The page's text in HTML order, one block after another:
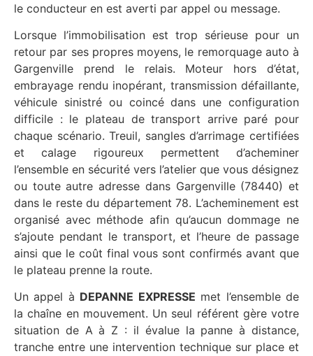
le conducteur en est averti par appel ou message.
Lorsque l’immobilisation est trop sérieuse pour un
retour par ses propres moyens, le remorquage auto à
Gargenville prend le relais. Moteur hors d’état,
embrayage rendu inopérant, transmission défaillante,
véhicule sinistré ou coincé dans une configuration
difficile : le plateau de transport arrive paré pour
chaque scénario. Treuil, sangles d’arrimage certifiées
et calage rigoureux permettent d’acheminer
l’ensemble en sécurité vers l’atelier que vous désignez
ou toute autre adresse dans Gargenville (78440) et
dans le reste du département 78. L’acheminement est
organisé avec méthode afin qu’aucun dommage ne
s’ajoute pendant le transport, et l’heure de passage
ainsi que le coût final vous sont confirmés avant que
le plateau prenne la route.
Un appel à DEPANNE EXPRESSE met l’ensemble de
la chaîne en mouvement. Un seul référent gère votre
situation de A à Z : il évalue la panne à distance,
tranche entre une intervention technique sur place et